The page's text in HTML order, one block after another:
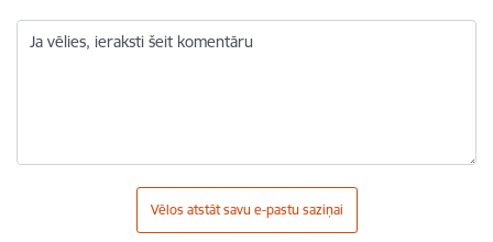
Ja vēlies, ieraksti šeit komentāru
Vēlos atstāt savu e-pastu saziņai